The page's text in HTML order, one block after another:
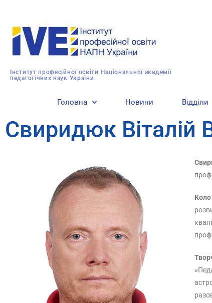
Інститут професійної освіти Національної академії
педагогічних наук України
Головна Новини Відділи
Свиридюк Віталій
Коло